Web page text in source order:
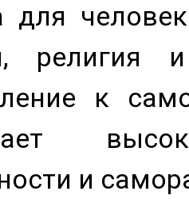
для
религия
к
и